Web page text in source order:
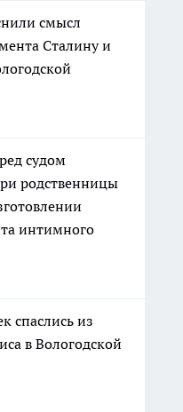
смысл
Сталину и
судом
родственницы
интимного
спаслись из
в Вологодской